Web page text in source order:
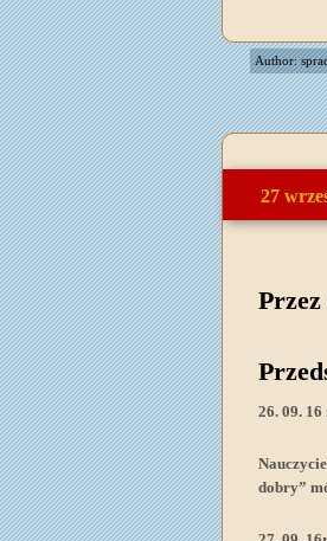
Author:
27
26. 09. 16
dobry”